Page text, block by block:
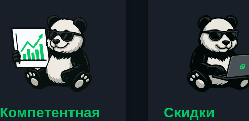
Компетентная
Скидки